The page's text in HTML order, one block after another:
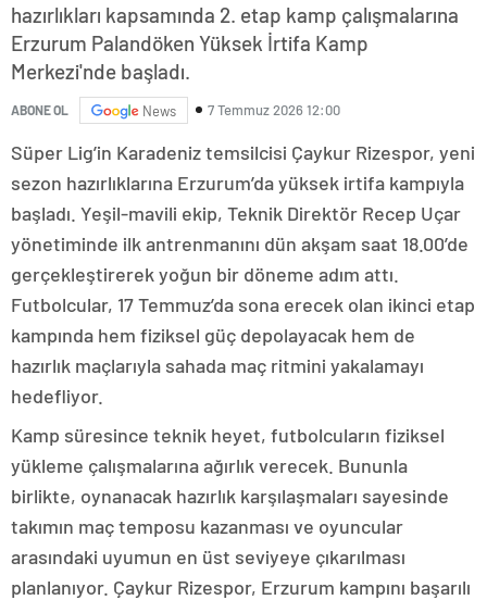
hazırlıkları kapsamında 2. etap kamp çalışmalarına
Erzurum Palandöken Yüksek İrtifa Kamp
Merkezi'nde başladı.
ABONE OL News 7 Temmuz 2026 12:00
Süper Lig’in Karadeniz temsilcisi Çaykur Rizespor, yeni
sezon hazırlıklarına Erzurum’da yüksek irtifa kampıyla
başladı. Yeşil-mavili ekip, Teknik Direktör Recep Uçar
yönetiminde ilk antrenmanını dün akşam saat 18.00’de
gerçekleştirerek yoğun bir döneme adım attı.
Futbolcular, 17 Temmuz’da sona erecek olan ikinci etap
kampında hem fiziksel güç depolayacak hem de
hazırlık maçlarıyla sahada maç ritmini yakalamayı
hedefliyor.
Kamp süresince teknik heyet, futbolcuların fiziksel
yükleme çalışmalarına ağırlık verecek. Bununla
birlikte, oynanacak hazırlık karşılaşmaları sayesinde
takımın maç temposu kazanması ve oyuncular
arasındaki uyumun en üst seviyeye çıkarılması
planlanıyor. Çaykur Rizespor, Erzurum kampını başarılı